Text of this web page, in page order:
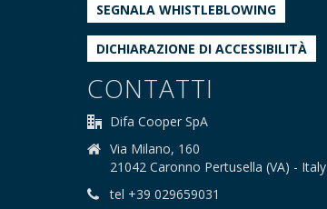
SEGNALA WHISTLEBLOWING
DICHIARAZIONE DI ACCESSIBILITÀ
CONTATTI
Difa Cooper SpA
Via Milano, 160
21042 Caronno Pertusella (VA) - Italy
tel +39 029659031